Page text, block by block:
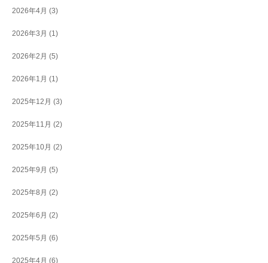
2026年4月 (3)
2026年3月 (1)
2026年2月 (5)
2026年1月 (1)
2025年12月 (3)
2025年11月 (2)
2025年10月 (2)
2025年9月 (5)
2025年8月 (2)
2025年6月 (2)
2025年5月 (6)
2025年4月 (6)